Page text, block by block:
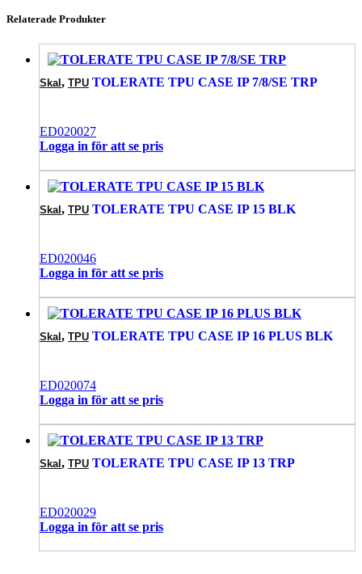
Relaterade Produkter
Skal , TPU TOLERATE TPU CASE IP 7/8/SE TRP
ED020027
Logga in för att se pris
Skal , TPU TOLERATE TPU CASE IP 15 BLK
ED020046
Logga in för att se pris
Skal , TPU TOLERATE TPU CASE IP 16 PLUS BLK
ED020074
Logga in för att se pris
Skal , TPU TOLERATE TPU CASE IP 13 TRP
ED020029
Logga in för att se pris